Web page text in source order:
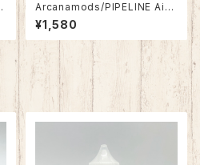
Arcanamods/PIPELINE Airp
in for MUTED RTA
¥1,580